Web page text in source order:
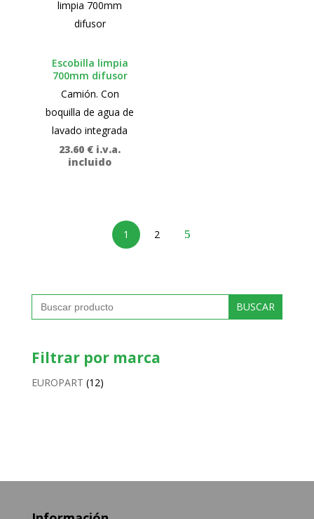
Escobilla limpia
700mm difusor
Camión. Con
boquilla de agua de
lavado integrada
23.60 € i.v.a.
incluido
1 2
Buscar:
Filtrar por marca
EUROPART (12)